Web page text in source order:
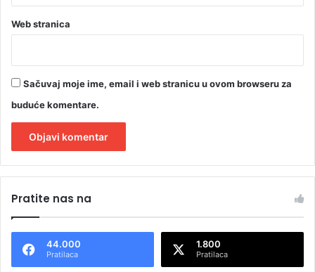
Web stranica
Sačuvaj moje ime, email i web stranicu u ovom browseru za
buduće komentare.
t
n
Pratite nas na
44.000
Pratilaca
1.800
Pratilaca